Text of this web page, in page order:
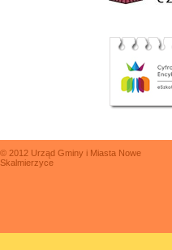
© 2012 Urząd Gminy i Miasta Nowe
Skalmierzyce